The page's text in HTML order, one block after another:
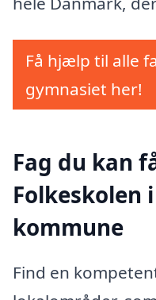
Få hjælp til alle
gymnasiet her!
Fag du kan
Folkeskolen
kommune
Find en